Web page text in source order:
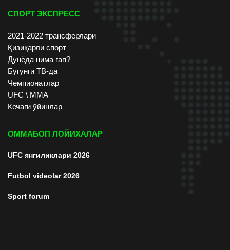
СПОРТ ЭКСПРЕСС
2021-2022 трансферлари
Қизиқарли спорт
Дунёда нима гап?
Бугунги ТВ-да
Чемпионатлар
UFC \ ММА
Кечаги ўйинлар
ОММАБОП ЛОЙИХАЛАР
UFC янгиликлари 2026
Futbol videolar 2026
Sport forum